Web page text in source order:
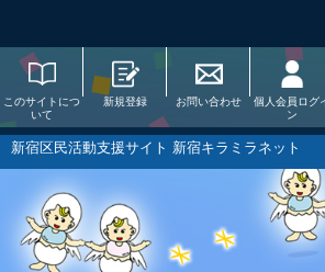
このサイトにつ
いて
新規登録 お問い合わせ
個人会員ログ
ン
新宿区民活動支援サイト 新宿キラミラネット